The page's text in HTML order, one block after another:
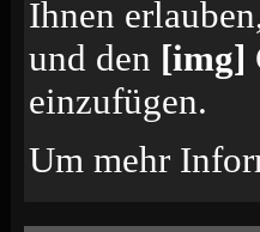
Ihnen
und den [img]
einzufügen.
Um mehr